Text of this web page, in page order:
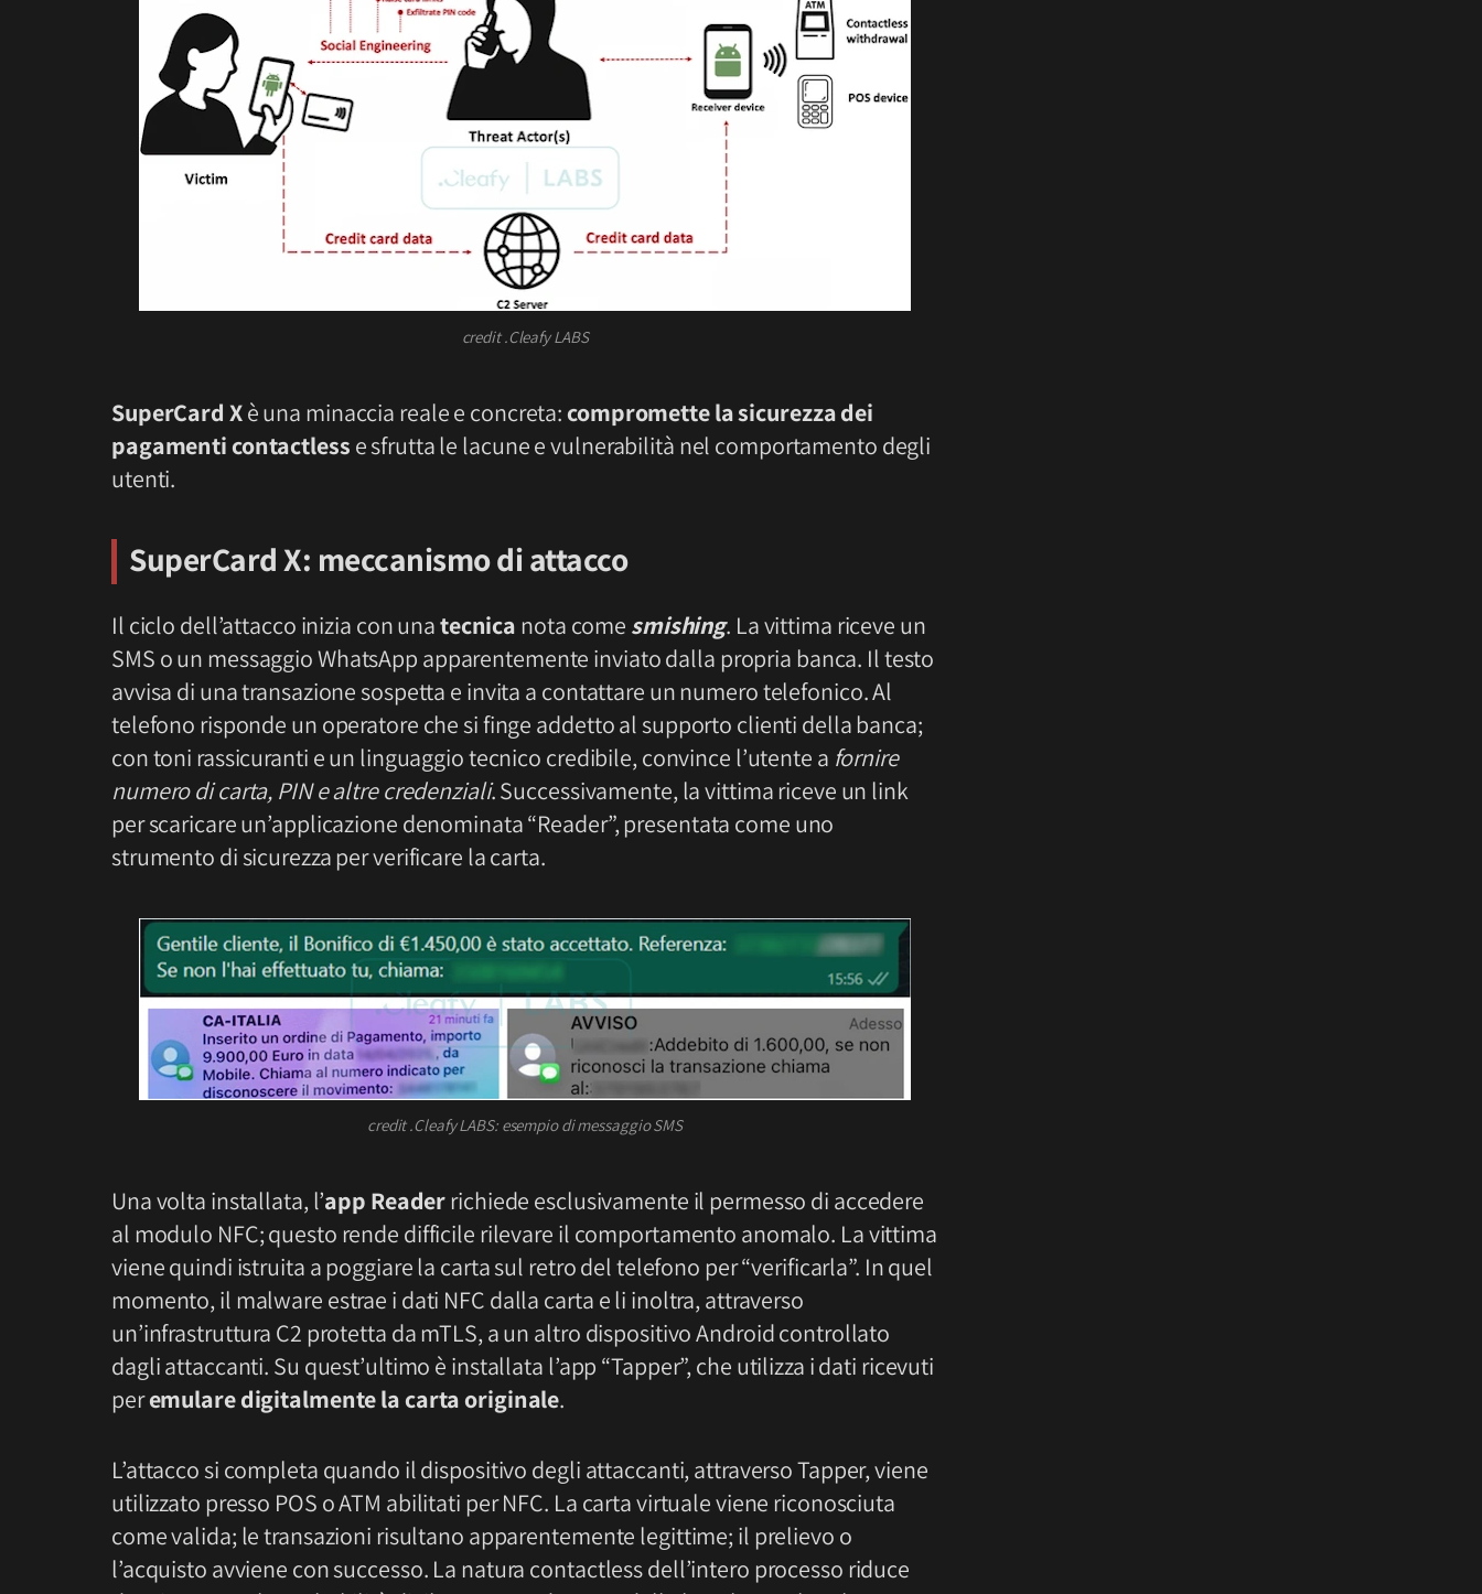
credit .Cleafy LABS
SuperCard Xè una minaccia reale e concreta:compromette la sicurezza dei
pagamenti contactless e sfrutta le lacune e vulnerabilità nel comportamento degli
utenti.
SuperCard X: meccanismo di attacco
Il ciclo dell’attacco inizia con unatecnica nota come smishing. La vittima riceve un
SMS o un messaggio WhatsApp apparentemente inviato dalla propria banca. Il testo
avvisa di una transazione sospetta e invita a contattare un numero telefonico. Al
telefono risponde un operatore che si finge addetto al supporto clienti della banca;
con toni rassicuranti e un linguaggio tecnico credibile, convince l’utente a fornire
numero di carta, PIN e altre credenziali. Successivamente, la vittima riceve un link
per scaricare un’applicazione denominata “Reader”, presentata come uno
strumento di sicurezza per verificare la carta.
credit .Cleafy LABS: esempio di messaggio SMS
Una volta installata, l’app Readerrichiede esclusivamente il permesso di accedere
al modulo NFC; questo rende difficile rilevare il comportamento anomalo. La vittima
viene quindi istruita a poggiare la carta sul retro del telefono per “verificarla”. In quel
momento, il malware estrae i dati NFC dalla carta e li inoltra, attraverso
un’infrastruttura C2 protetta da mTLS, a un altro dispositivo Android controllato
dagli attaccanti. Su quest’ultimo è installata l’app “Tapper”, che utilizza i dati ricevuti
peremulare digitalmente la carta originale.
L’attacco si completa quando il dispositivo degli attaccanti, attraverso Tapper, viene
utilizzato presso POS o ATM abilitati per NFC. La carta virtuale viene riconosciuta
come valida; le transazioni risultano apparentemente legittime; il prelievo o
l’acquisto avviene con successo. La natura contactless dell’intero processo riduce